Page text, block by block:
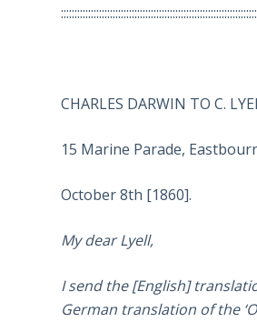
CHARLES DARWIN TO C.
15 Marine Parade,
October 8th [1860].
My dear Lyell,
I send the [English]
German translation of the